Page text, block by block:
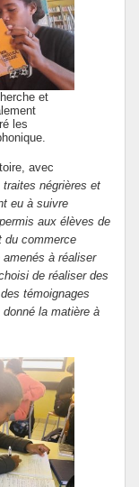
et
les
avec
traites négrières et
eu à suivre
aux élèves de
du commerce
à réaliser
de réaliser des
témoignages
la matière à